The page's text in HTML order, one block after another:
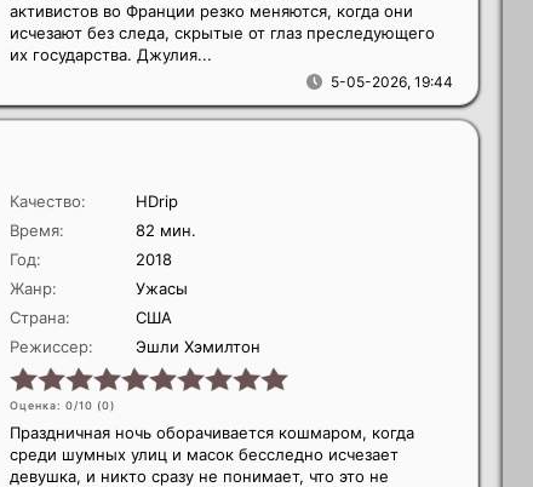
5-05-2026, 19:44
активистов во Франции резко меняются, когда они
исчезают без следа, скрытые от глаз преследующего
их государства. Джулия...
Качество:
HDrip
Время:
82 мин.
Год:
2018
Жанр:
Ужасы
Страна:
США
Режиссер:
Эшли Хэмилтон
Оценка: 0/10 (0)
Праздничная ночь оборачивается кошмаром, когда
среди шумных улиц и масок бесследно исчезает
девушка, и никто сразу не понимает, что это не